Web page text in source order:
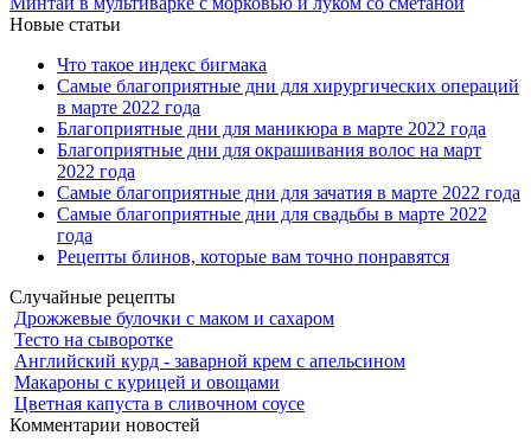
Новые статьи
Что такое индекс бигмака
Самые благоприятные дни для хирургических операций
в марте 2022 года
Благоприятные дни для маникюра в марте 2022 года
Благоприятные дни для окрашивания волос на март
2022 года
Самые благоприятные дни для зачатия в марте 2022 года
Самые благоприятные дни для свадьбы в марте 2022
года
Рецепты блинов, которые вам точно понравятся
Случайные рецепты
Дрожжевые булочки с маком и сахаром
Тесто на сыворотке
Английский курд - заварной крем с апельсином
Макароны с курицей и овощами
Цветная капуста в сливочном соусе
Комментарии новостей